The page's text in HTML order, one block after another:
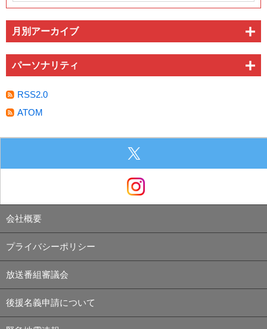
月別アーカイブ
パーソナリティ
RSS2.0
ATOM
会社概要
プライバシーポリシー
放送番組審議会
後援名義申請について